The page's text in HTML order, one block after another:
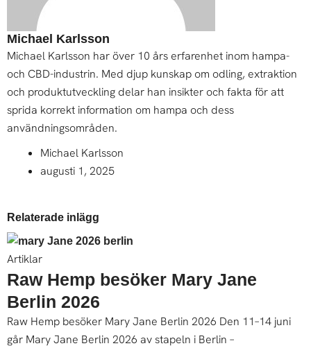
Michael Karlsson
Michael Karlsson har över 10 års erfarenhet inom hampa-
och CBD-industrin. Med djup kunskap om odling, extraktion
och produktutveckling delar han insikter och fakta för att
sprida korrekt information om hampa och dess
användningsområden.
Michael Karlsson
augusti 1, 2025
Relaterade inlägg
Artiklar
Raw Hemp besöker Mary Jane
Berlin 2026
Raw Hemp besöker Mary Jane Berlin 2026 Den 11–14 juni
går Mary Jane Berlin 2026 av stapeln i Berlin –